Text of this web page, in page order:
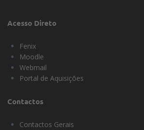
Acesso Direto
Fenix
Moodle
Webmail
Portal de Aquisições
Contactos
Contactos Gerais